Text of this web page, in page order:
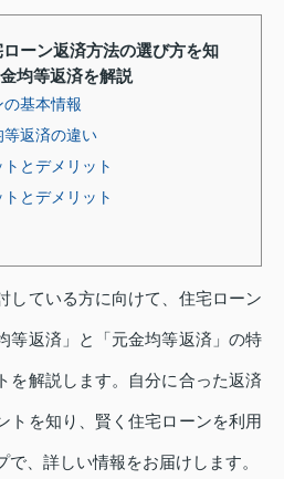
ローン返済方法の選び方を知
均等返済を解説
の基本情報
等返済の違い
とデメリット
とデメリット
している方に向けて、住宅ローン
等返済」と「元金均等返済」の特
を解説します。自分に合った返済
トを知り、賢く住宅ローンを利用
で、詳しい情報をお届けします。